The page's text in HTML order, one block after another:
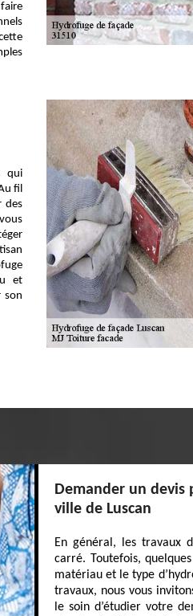
qui
fil
des
et
son
Demander un devis
ville de Luscan
En général, les travaux
carré. Toutefois,
matériau et le type
travaux, nous vous
le soin d’étudier votre